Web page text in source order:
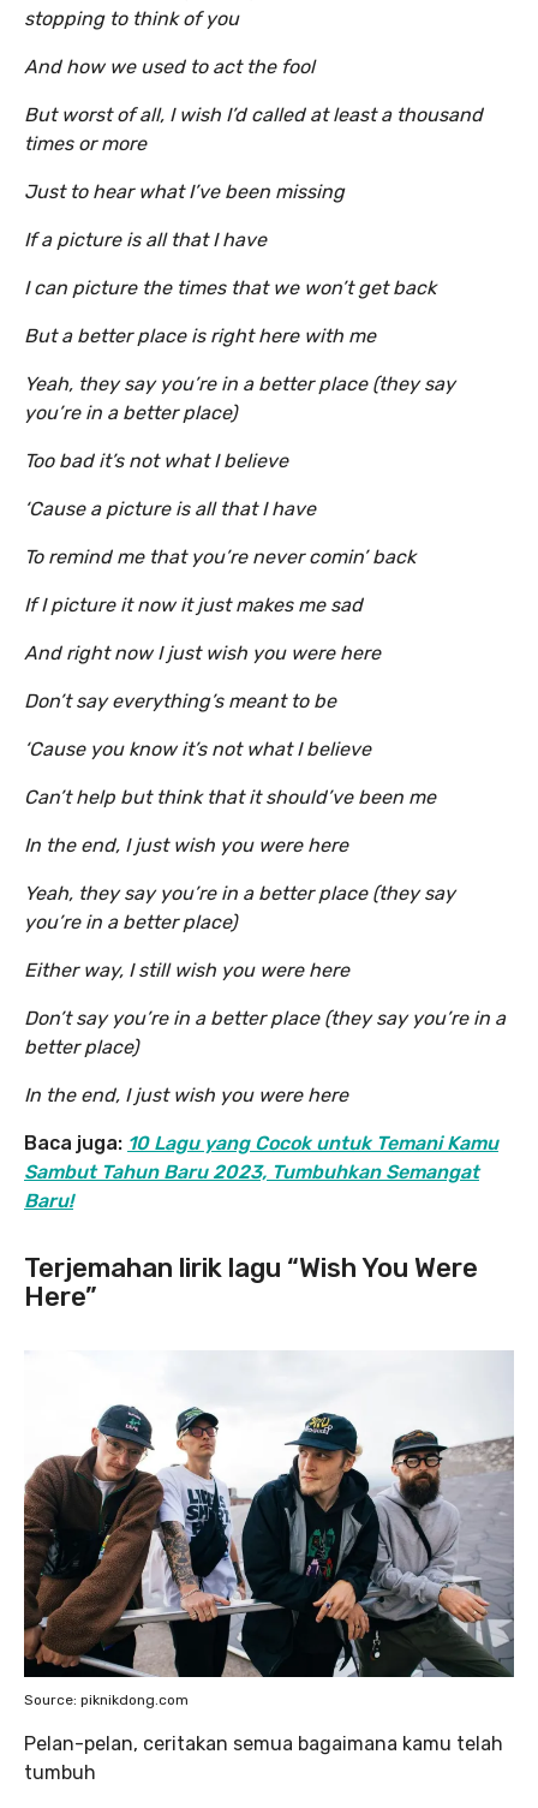
stopping to think of you
And how we used to act the fool
But worst of all, I wish I’d called at least a thousand
times or more
Just to hear what I’ve been missing
If a picture is all that I have
I can picture the times that we won’t get back
But a better place is right here with me
Yeah, they say you’re in a better place (they say
you’re in a better place)
Too bad it’s not what I believe
‘Cause a picture is all that I have
To remind me that you’re never comin’ back
If I picture it now it just makes me sad
And right now I just wish you were here
Don’t say everything’s meant to be
‘Cause you know it’s not what I believe
Can’t help but think that it should’ve been me
In the end, I just wish you were here
Yeah, they say you’re in a better place (they say
you’re in a better place)
Either way, I still wish you were here
Don’t say you’re in a better place (they say you’re in a
better place)
In the end, I just wish you were here
Baca juga: 10 Lagu yang Cocok untuk Temani Kamu
Sambut Tahun Baru 2023, Tumbuhkan Semangat
Baru!
Terjemahan lirik lagu “Wish You Were
Here”
Source: piknikdong.com
Pelan-pelan, ceritakan semua bagaimana kamu telah
tumbuh